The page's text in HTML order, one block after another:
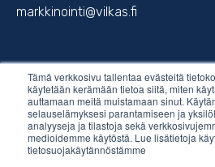
Tämä verkkosivu tallentaa evästeitä
käytetään kerämään tietoa siitä, miten
auttamaan meitä muistamaan sinut.
selauselämyksesi parantamiseen ja
analyyseja ja tilastoja sekä
medioidemme käytöstä. Lue lisätietoja
tietosuojakäytännöstämme
markkinointi@vilkas.fi
etunimi.sukunimi@vilkas.fi